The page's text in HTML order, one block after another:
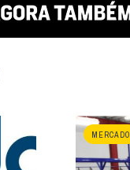
MERCADO